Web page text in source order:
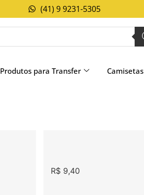
(41) 9 9231-5305
Produtos para Transfer Camisetas
R$9,40